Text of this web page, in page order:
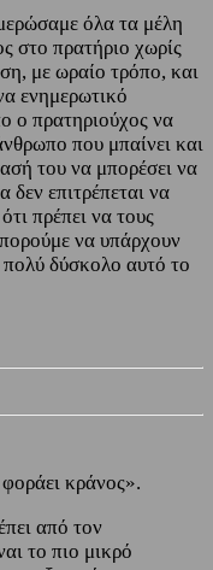
όλα τα μέλη
στο πρατήριο χωρίς
με ωραίο τρόπο, και
ενημερωτικό
ο πρατηριούχος να
που μπαίνει και
του να μπορέσει να
επιτρέπεται να
πρέπει να τους
να υπάρχουν
πολύ δύσκολο αυτό το
κράνος».
από τον
το πιο μικρό